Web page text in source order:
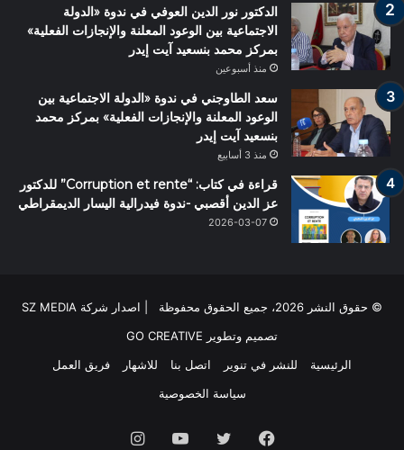
الدكتور نور الدين العوفي في ندوة «الدولة
الاجتماعية بين الوعود المعلنة والإنجازات الفعلية»
بمركز محمد بنسعيد آيت إيدر
منذ أسبوعين
سعد الطاوجني في ندوة «الدولة الاجتماعية بين
الوعود المعلنة والإنجازات الفعلية» بمركز محمد
بنسعيد آيت إيدر
منذ 3 أسابيع
قراءة في كتاب: “Corruption et rente” للدكتور
عز الدين أقصبي -ندوة فيدرالية اليسار الديمقراطي
2026-03-07
© حقوق النشر 2026، جميع الحقوق محفوظة | اصدار شركة SZ MEDIA
تصميم وتطوير GO CREATIVE
الرئيسية
للنشر في تنوير اتصل بنا للاشهار
فريق العمل
سياسة الخصوصية
فيسبوك تويتر يوتيوب